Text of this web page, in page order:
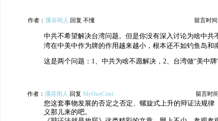
作者： 溪谷闲人 回复 不懂 留言时间
中共不希望解决台湾问题。但是你没有深入讨论为啥中共
湾在中美中作为牌的作用越来越小，根本还不如钓鱼岛
这是两个问题：1、中共为啥不愿解决，2、台湾做“美中
作者： 溪谷闲人 回复 MyOneCent 留言时
您这套事物发展的否定之否定、螺旋式上升的辩证法规律
义那儿来的吧。